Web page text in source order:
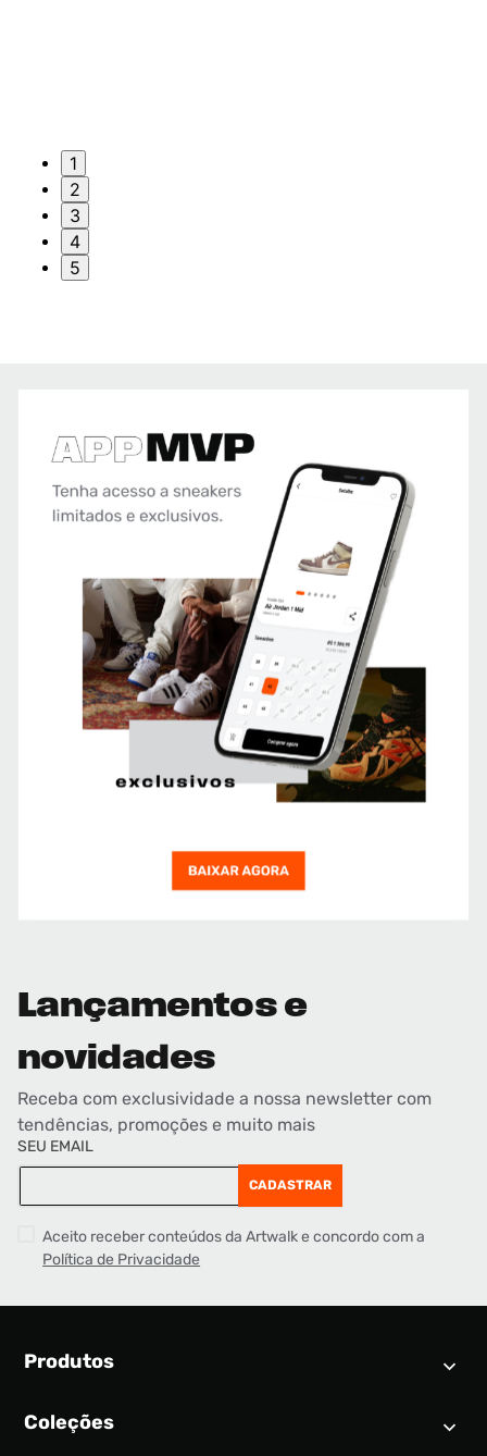
1
2
3
4
5
Lançamentos e
novidades
Receba com exclusividade a nossa newsletter com
tendências, promoções e muito mais
SEU EMAIL
CADASTRAR
Aceito receber conteúdos da Artwalk e concordo com a
Política de Privacidade
Produtos
Calendário SNEAKER
Coleções